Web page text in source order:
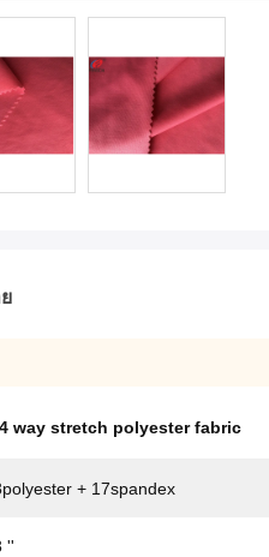
4 way stretch polyester fabric
+ 17spandex
''